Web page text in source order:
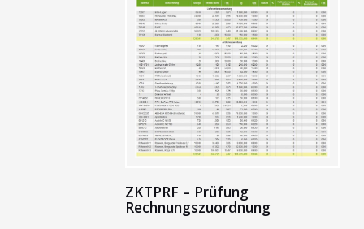
ZKTPRF – Prüfung
Rechnungszuordnung